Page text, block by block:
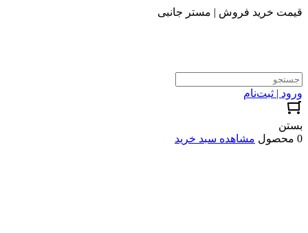
قیمت خرید فروش | مستر جانبی
ورود | ثبت‌نام
بستن
0 محصول
مشاهده سبد خرید